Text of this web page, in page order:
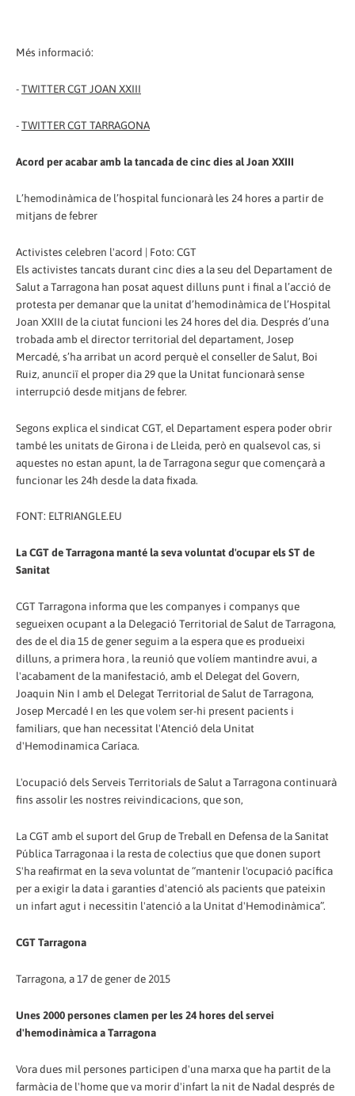
Més informació:
-TWITTER CGT JOAN XXIII
-TWITTER CGT TARRAGONA
Acord per acabar amb la tancada de cinc dies al Joan XXIII
L’hemodinàmica de l’hospital funcionarà les 24 hores a partir de
mitjans de febrer
Activistes celebren l'acord | Foto: CGT
Els activistes tancats durant cinc dies a la seu del Departament de
Salut a Tarragona han posat aquest dilluns punt i final a l’acció de
protesta per demanar que la unitat d’hemodinàmica de l’Hospital
Joan XXIII de la ciutat funcioni les 24 hores del dia. Després d’una
trobada amb el director territorial del departament, Josep
Mercadé, s’ha arribat un acord perquè el conseller de Salut, Boi
Ruiz, anunciï el proper dia 29 que la Unitat funcionarà sense
interrupció desde mitjans de febrer.
Segons explica el sindicat CGT, el Departament espera poder obrir
també les unitats de Girona i de Lleida, però en qualsevol cas, si
aquestes no estan apunt, la de Tarragona segur que començarà a
funcionar les 24h desde la data fixada.
FONT: ELTRIANGLE.EU
La CGT de Tarragona manté la seva voluntat d'ocupar els ST de
Sanitat
CGT Tarragona informa que les companyes i companys que
segueixen ocupant a la Delegació Territorial de Salut de Tarragona,
des de el dia 15 de gener seguim a la espera que es produeixi
dilluns, a primera hora , la reunió que volíem mantindre avui, a
l'acabament de la manifestació, amb el Delegat del Govern,
Joaquin Nin I amb el Delegat Territorial de Salut de Tarragona,
Josep Mercadé I en les que volem ser-hi present pacients i
familiars, que han necessitat l'Atenció dela Unitat
d'Hemodinamica Caríaca.
L'ocupació dels Serveis Territorials de Salut a Tarragona continuarà
fins assolir les nostres reivindicacions, que son,
La CGT amb el suport del Grup de Treball en Defensa de la Sanitat
Pública Tarragonaa i la resta de colectius que que donen suport
S'ha reafirmat en la seva voluntat de “mantenir l'ocupació pacífica
per a exigir la data i garanties d'atenció als pacients que pateixin
un infart agut i necessitin l'atenció a la Unitat d'Hemodinàmica”.
CGT Tarragona
Tarragona, a 17 de gener de 2015
Unes 2000 persones clamen per les 24 hores del servei
d'hemodinàmica a Tarragona
Vora dues mil persones participen d'una marxa que ha partit de la
farmàcia de l'home que va morir d'infart la nit de Nadal després de